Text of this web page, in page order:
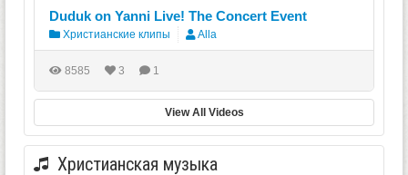
Duduk on Yanni Live! The Concert Event
Христианские клипы Alla
8585 3 1
View All Videos
Христианская музыка